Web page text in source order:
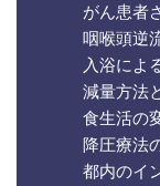
がん患者
咽喉頭逆
入浴によ
減量方法
食生活の
降圧療法
都内のイ